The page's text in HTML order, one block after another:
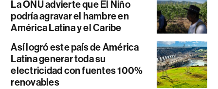
La ONU advierte que El Niño
podría agravar el hambre en
América Latina y el Caribe
Así logró este país de América
Latina generar toda su
electricidad con fuentes 100%
renovables